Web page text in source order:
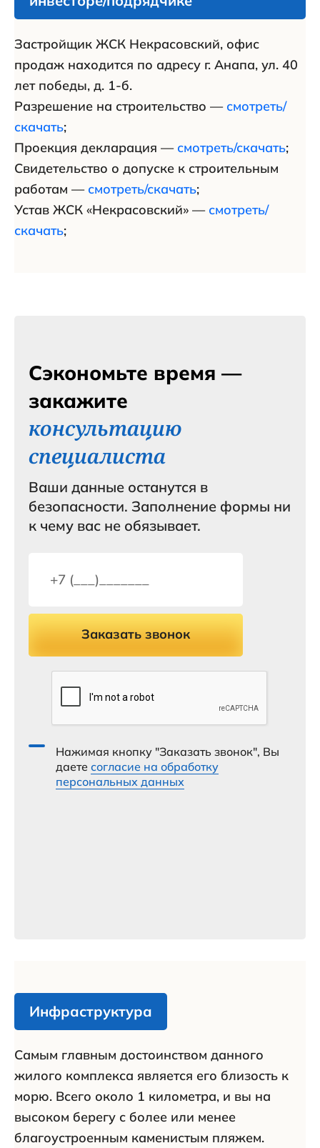
Застройщик ЖСК Некрасовский, офис
продаж находится по адресу г. Анапа, ул. 40
лет победы, д. 1-б.
Разрешение на строительство — смотреть/
скачать;
Проекция декларация — смотреть/скачать;
Свидетельство о допуске к строительным
работам — смотреть/скачать;
Устав ЖСК «Некрасовский» — смотреть/
скачать;
Сэкономьте время —
закажите
консультацию
специалиста
Ваши данные останутся в
безопасности. Заполнение формы ни
к чему вас не обязывает.
Заказать звонок
Нажимая кнопку "Заказать звонок", Вы
даете согласие на обработку
персональных данных
Инфраструктура
Самым главным достоинством данного
жилого комплекса является его близость к
морю. Всего около 1 километра, и вы на
высоком берегу с более или менее
благоустроенным каменистым пляжем.